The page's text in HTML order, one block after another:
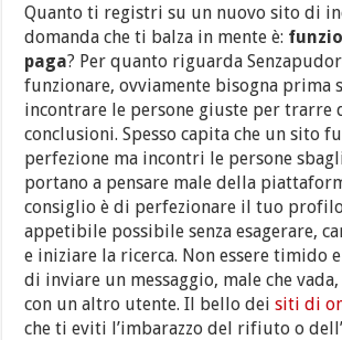
Quanto ti registri su un nuovo sito di
domanda che ti balza in mente è:
paga? Per quanto riguarda
funzionare, ovviamente bisogna prima
incontrare le persone giuste per trarre
conclusioni. Spesso capita che un sito
perfezione ma incontri le persone
portano a pensare male della
consiglio è di perfezionare il tuo
appetibile possibile senza esagerare,
e iniziare la ricerca. Non essere timido
di inviare un messaggio, male che
con un altro utente. Il bello deisiti di
che ti eviti l’imbarazzo del rifiuto o